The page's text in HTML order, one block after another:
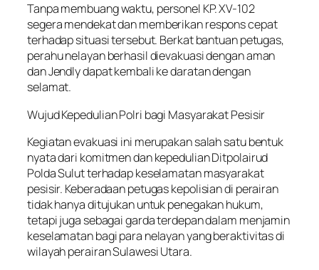
Tanpa membuang waktu, personel KP. XV-102
segera mendekat dan memberikan respons cepat
terhadap situasi tersebut. Berkat bantuan petugas,
perahu nelayan berhasil dievakuasi dengan aman
dan Jendly dapat kembali ke daratan dengan
selamat.
Wujud Kepedulian Polri bagi Masyarakat Pesisir
Kegiatan evakuasi ini merupakan salah satu bentuk
nyata dari komitmen dan kepedulian Ditpolairud
Polda Sulut terhadap keselamatan masyarakat
pesisir. Keberadaan petugas kepolisian di perairan
tidak hanya ditujukan untuk penegakan hukum,
tetapi juga sebagai garda terdepan dalam menjamin
keselamatan bagi para nelayan yang beraktivitas di
wilayah perairan Sulawesi Utara.